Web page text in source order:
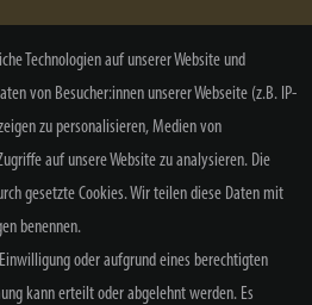
ABONNIEREN
Technologien auf unserer Website und
von Besucher:innen unserer Webseite (z.B. IP-
zu personalisieren, Medien von
auf unsere Website zu analysieren. Die
gesetzte Cookies. Wir teilen diese Daten mit
benennen.
oder aufgrund eines berechtigten
kann erteilt oder abgelehnt werden. Es